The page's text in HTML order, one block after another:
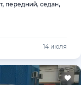
передний, седан,
14 июля